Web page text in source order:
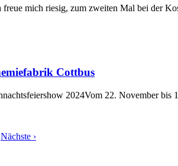
mich riesig, zum zweiten Mal bei der
Cottbus
2024Vom 22. November bis
Nächste ›